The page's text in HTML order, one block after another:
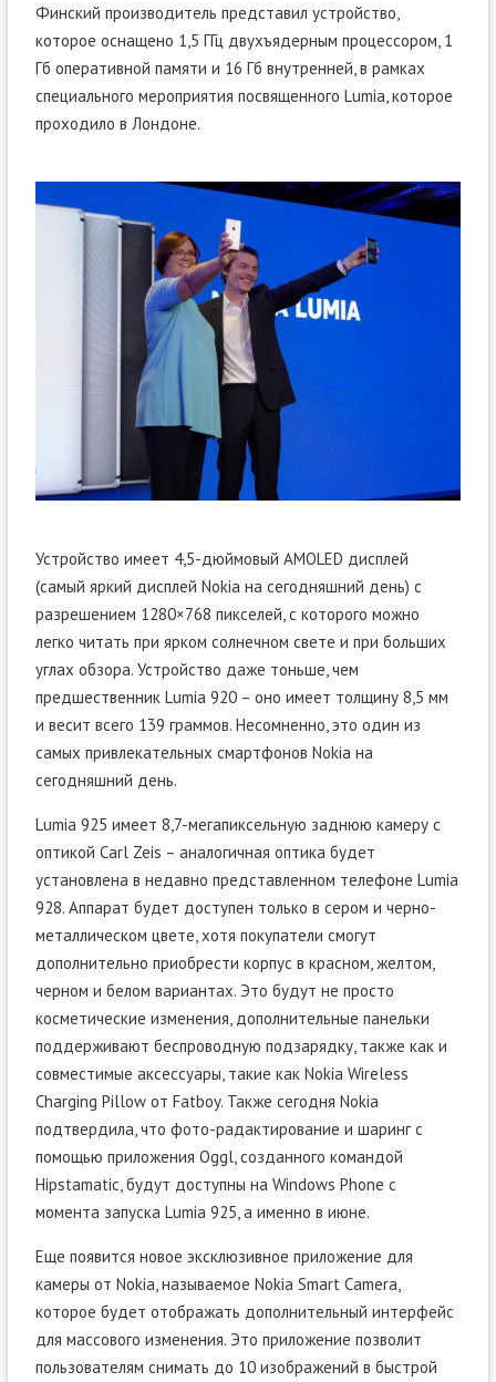
Финский производитель представил устройство,
которое оснащено 1,5 ГГц двухъядерным процессором, 1
Гб оперативной памяти и 16 Гб внутренней, в рамках
специального мероприятия посвященного Lumia, которое
проходило в Лондоне.
Устройство имеет 4,5-дюймовый AMOLED дисплей
(самый яркий дисплей Nokia на сегодняшний день) с
разрешением 1280×768 пикселей, с которого можно
легко читать при ярком солнечном свете и при больших
углах обзора. Устройство даже тоньше, чем
предшественник Lumia 920 – оно имеет толщину 8,5 мм
и весит всего 139 граммов. Несомненно, это один из
самых привлекательных смартфонов Nokia на
сегодняшний день.
Lumia 925 имеет 8,7-мегапиксельную заднюю камеру с
оптикой Carl Zeis – аналогичная оптика будет
установлена в недавно представленном телефоне Lumia
928. Аппарат будет доступен только в сером и черно-
металлическом цвете, хотя покупатели смогут
дополнительно приобрести корпус в красном, желтом,
черном и белом вариантах. Это будут не просто
косметические изменения, дополнительные панельки
поддерживают беспроводную подзарядку, также как и
совместимые аксессуары, такие как Nokia Wireless
Charging Pillow от Fatboy. Также сегодня Nokia
подтвердила, что фото-радактирование и шаринг с
помощью приложения Oggl, созданного командой
Hipstamatic, будут доступны на Windows Phone с
момента запуска Lumia 925, а именно в июне.
Еще появится новое эксклюзивное приложение для
камеры от Nokia, называемое Nokia Smart Camera,
которое будет отображать дополнительный интерфейс
для массового изменения. Это приложение позволит
пользователям снимать до 10 изображений в быстрой